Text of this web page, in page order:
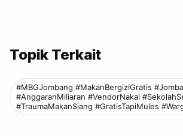
Topik Terkait
#MBGJombang #MakanBergiziGratis
#AnggaranMiliaran #VendorNakal
#TraumaMakanSiang #GratisTapiMules